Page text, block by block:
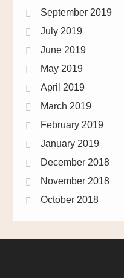
September 2019
July 2019
June 2019
May 2019
April 2019
March 2019
February 2019
January 2019
December 2018
November 2018
October 2018